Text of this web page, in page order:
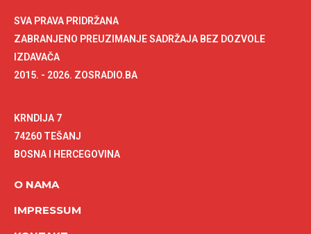
SVA PRAVA PRIDRŽANA
ZABRANJENO PREUZIMANJE SADRŽAJA BEZ DOZVOLE
IZDAVAČA
2015. - 2026. ZOSRADIO.BA
KRNDIJA 7
74260 TEŠANJ
BOSNA I HERCEGOVINA
O NAMA
IMPRESSUM